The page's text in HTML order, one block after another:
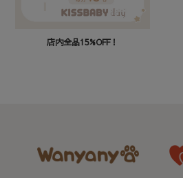
店内全品15%OFF！